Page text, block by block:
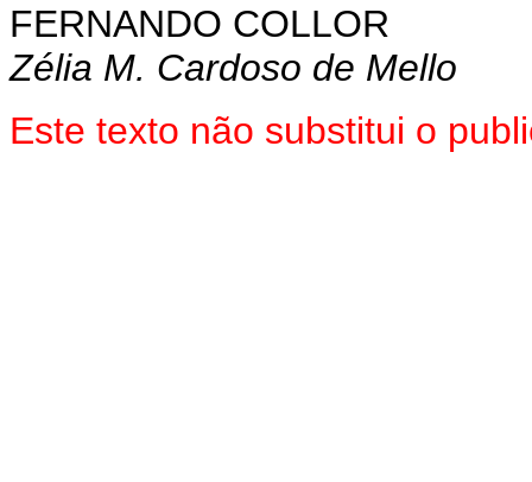
FERNANDO COLLOR
Zélia M. Cardoso de Mello
Este texto não substitui o